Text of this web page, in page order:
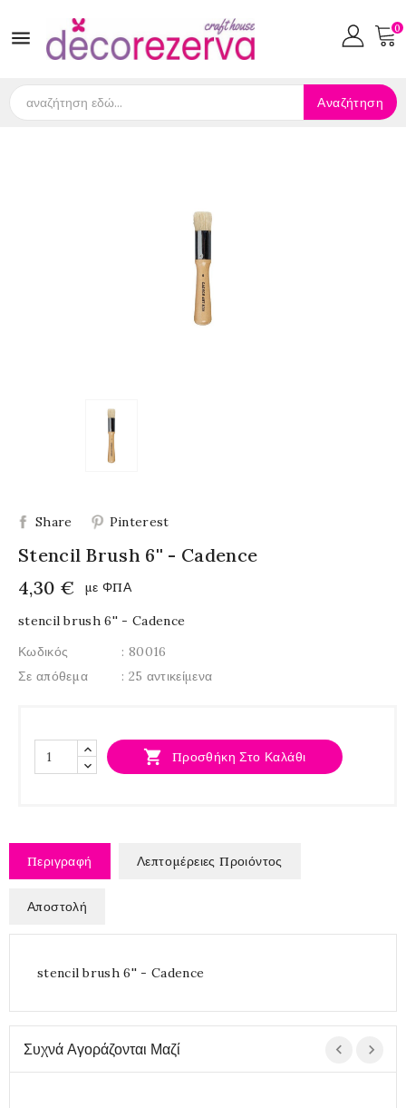
 0
Αναζήτηση
Share Pinterest
Stencil Brush 6'' - Cadence
4,30 €
με ΦΠΑ
stencil brush 6'' - Cadence
Κωδικός
: 80016
Σε απόθεμα
: 25 αντικείμενα
 Προσθήκη Στο Καλάθι
Περιγραφή Λεπτομέρειες Προιόντος
Αποστολή
stencil brush 6'' - Cadence
Συχνά Αγοράζονται Μαζί